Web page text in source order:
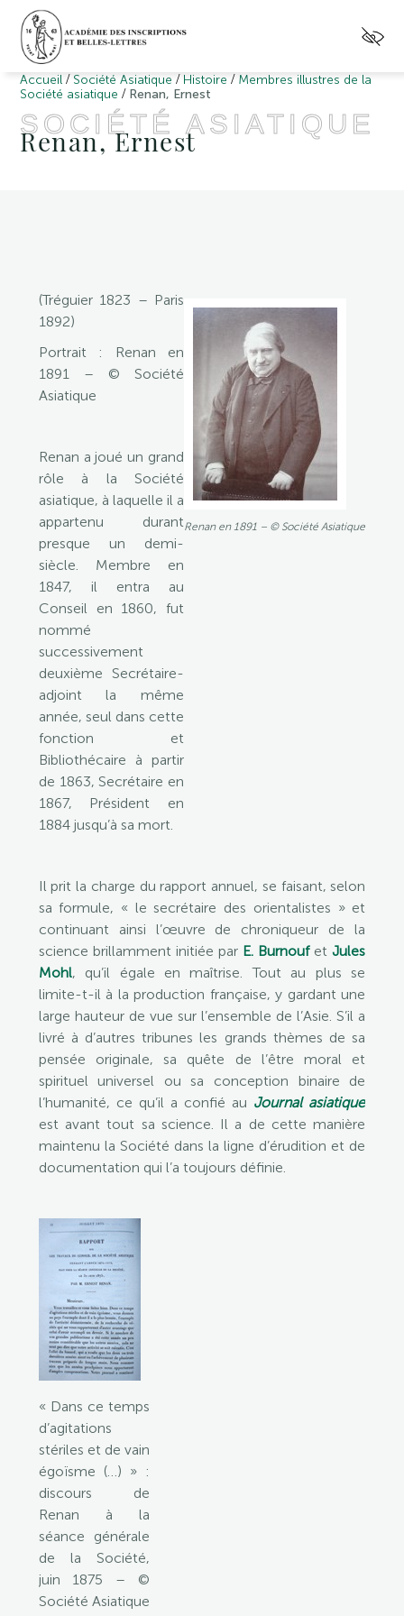
Accueil / Société Asiatique / Histoire / Membres illustres de la
Société asiatique / Renan, Ernest
SOCIÉTÉ ASIATIQUE
Renan, Ernest
Renan en 1891 – © Société Asiatique
(Tréguier 1823 – Paris
1892)
Portrait : Renan en
1891 – © Société
Asiatique
Renan a joué un grand
rôle à la Société
asiatique, à laquelle il a
appartenu durant
presque un demi-
siècle. Membre en
1847, il entra au
Conseil en 1860, fut
nommé
successivement
deuxième Secrétaire-
adjoint la même
année, seul dans cette
fonction et
Bibliothécaire à partir
de 1863, Secrétaire en
1867, Président en
1884 jusqu’à sa mort.
Il prit la charge du rapport annuel, se faisant, selon
sa formule, « le secrétaire des orientalistes » et
continuant ainsi l’œuvre de chroniqueur de la
science brillamment initiée parE. BurnoufetJules
Mohl, qu’il égale en maîtrise. Tout au plus se
limite-t-il à la production française, y gardant une
large hauteur de vue sur l’ensemble de l’Asie. S’il a
livré à d’autres tribunes les grands thèmes de sa
pensée originale, sa quête de l’être moral et
spirituel universel ou sa conception binaire de
l’humanité, ce qu’il a confié au Journal asiatique
est avant tout sa science. Il a de cette manière
maintenu la Société dans la ligne d’érudition et de
documentation qui l’a toujours définie.
« Dans ce temps
d’agitations
stériles et de vain
égoïsme (…) » :
discours de
Renan à la
séance générale
de la Société,
juin 1875 – ©
Société Asiatique